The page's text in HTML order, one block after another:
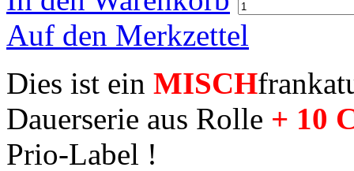
Auf den Merkzettel
Dies ist ein MISCH
Dauerserie aus Rolle + 10
Prio-Label !